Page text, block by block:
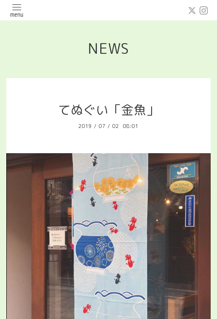
NEWS
てぬぐい「金魚」
2019 / 07 / 02 08:01